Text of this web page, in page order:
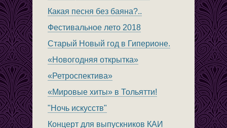
Какая песня без баяна?..
Фестивальное лето 2018
Старый Новый год в Гиперионе.
«Новогодняя открытка»
«Ретроспектива»
«Мировые хиты» в Тольятти!
"Ночь искусств"
Концерт для выпускников КАИ